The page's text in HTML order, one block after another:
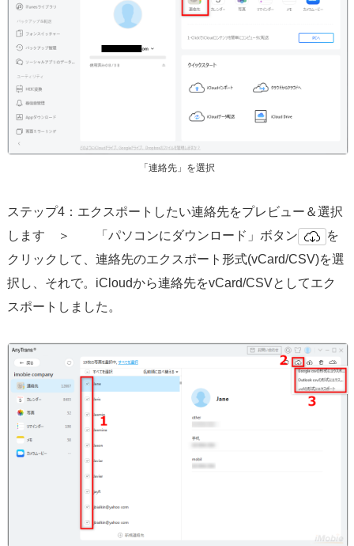
「連絡先」を選択
ステップ4：エクスポートしたい連絡先をプレビュー＆選択
します ＞ 「パソコンにダウンロード」ボタン
を
クリックして、連絡先のエクスポート形式(vCard/CSV)を選
択し、それで。iCloudから連絡先をvCard/CSVとしてエク
スポートしました。